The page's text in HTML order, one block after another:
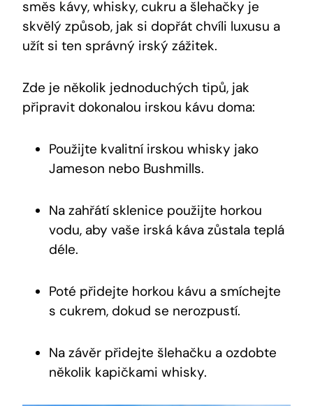
směs kávy, whisky, cukru a šlehačky je
skvělý způsob, jak si dopřát chvíli luxusu a
užít si ten správný irský zážitek.
Zde je několik jednoduchých tipů, jak
připravit dokonalou irskou kávu doma:
Použijte kvalitní irskou whisky jako
Jameson nebo Bushmills.
Na zahřátí sklenice použijte horkou
vodu, aby vaše irská káva zůstala teplá
déle.
Poté přidejte horkou kávu a smíchejte
s cukrem, dokud se nerozpustí.
Na závěr přidejte šlehačku a ozdobte
několik kapičkami whisky.